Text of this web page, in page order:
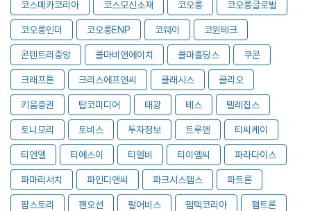
코스메카코리아 코스모신소재 코오롱 코오롱글로벌
코오롱인더 코오롱ENP 코웨이 코윈테크
콘텐트리중앙 콜마비앤에이치 콜마홀딩스 쿠콘
크래프톤 크리스에프앤씨 클래시스 클리오
키움증권 탑코미디어 태광 테스 텔레칩스
토니모리 토비스 투자정보 트루엔 티씨케이
티앤엘 티에스이 티엘비 티이엠씨 파라다이스
파마리서치 파인디앤씨 파크시스템스 파트론
팜스토리 팬오션 펄어비스 펌텍코리아 펨트론